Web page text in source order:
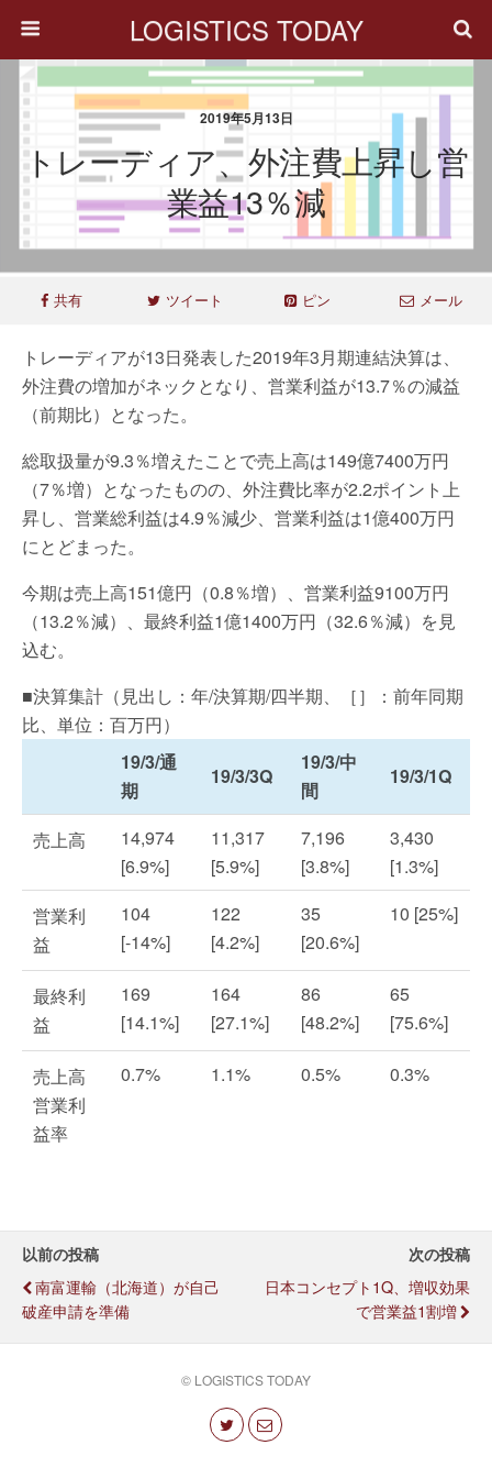
LOGISTICS TODAY
2019年5月13日
トレーディア、外注費上昇し営
業益13％減
共有 ツイート ピン メール
トレーディアが13日発表した2019年3月期連結決算は、
外注費の増加がネックとなり、営業利益が13.7％の減益
（前期比）となった。
総取扱量が9.3％増えたことで売上高は149億7400万円
（7％増）となったものの、外注費比率が2.2ポイント上
昇し、営業総利益は4.9％減少、営業利益は1億400万円
にとどまった。
今期は売上高151億円（0.8％増）、営業利益9100万円
（13.2％減）、最終利益1億1400万円（32.6％減）を見
込む。
■決算集計（見出し：年/決算期/四半期、［］：前年同期
比、単位：百万円）
19/3/通
期
19/3/3Q
19/3/中
間
19/3/1Q
売上高
14,974
[6.9%]
11,317
[5.9%]
7,196
[3.8%]
3,430
[1.3%]
営業利
益
104
[-14%]
122
[4.2%]
35
[20.6%]
10 [25%]
最終利
益
169
[14.1%]
164
[27.1%]
86
[48.2%]
65
[75.6%]
売上高
営業利
益率
0.7% 1.1% 0.5% 0.3%
以前の投稿
南富運輸（北海道）が自己
破産申請を準備
次の投稿
日本コンセプト1Q、増収効果
で営業益1割増
© LOGISTICS TODAY